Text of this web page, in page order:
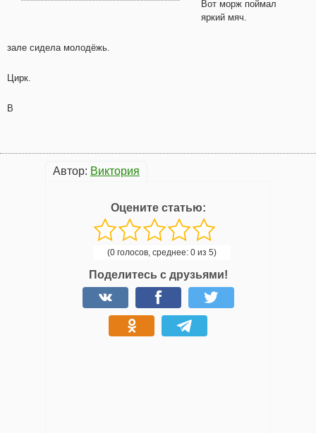
Вот морж поймал
яркий мяч.
зале сидела молодёжь.
Цирк.
В
Автор: Виктория
Оцените статью:
(0 голосов, среднее: 0 из 5)
Поделитесь с друзьями!